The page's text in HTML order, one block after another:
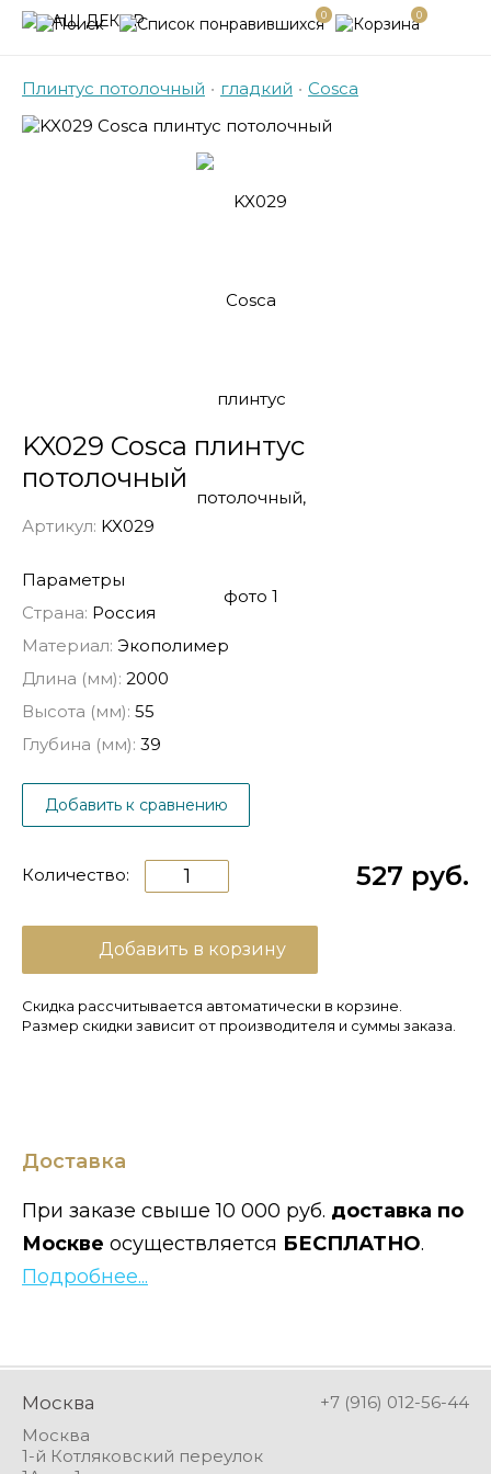
0 0
Плинтус потолочный • гладкий • Cosca
KX029 Cosca плинтус
потолочный
Артикул: KX029
Параметры
Страна: Россия
Материал: Экополимер
Длина (мм): 2000
Высота (мм): 55
Глубина (мм): 39
Добавить к сравнению
527 руб.
Количество:
Добавить в корзину
Скидка рассчитывается автоматически в корзине.
Размер скидки зависит от производителя и суммы заказа.
Доставка
При заказе свыше 10 000 руб. доставка по
Москве осуществляется БЕСПЛАТНО.
Подробнее...
Москва
+7 (916) 012-56-44
Москва
1-й Котляковский переулок